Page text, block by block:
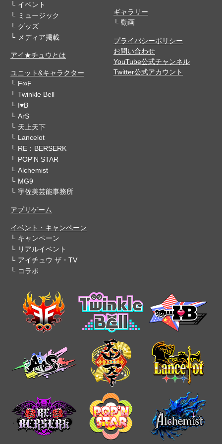
イベント
ミュージック
グッズ
メディア掲載
アイ★チュウとは
ユニット&キャラクター
F∞F
Twinkle Bell
I♥B
ArS
天上天下
Lancelot
RE：BERSERK
POP'N STAR
Alchemist
MG9
宇佐美芸能事務所
アプリゲーム
イベント・キャンペーン
キャンペーン
リアルイベント
アイチュウ ザ・TV
コラボ
ギャラリー
動画
プライバシーポリシー
お問い合わせ
YouTube公式チャンネル
Twitter公式アカウント